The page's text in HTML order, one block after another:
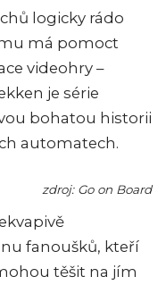
logicky rádo
má pomoct
videohry –
je série
bohatou historii
automatech.
zdroj: Go on Board
fanoušků, kteří
těšit na jím